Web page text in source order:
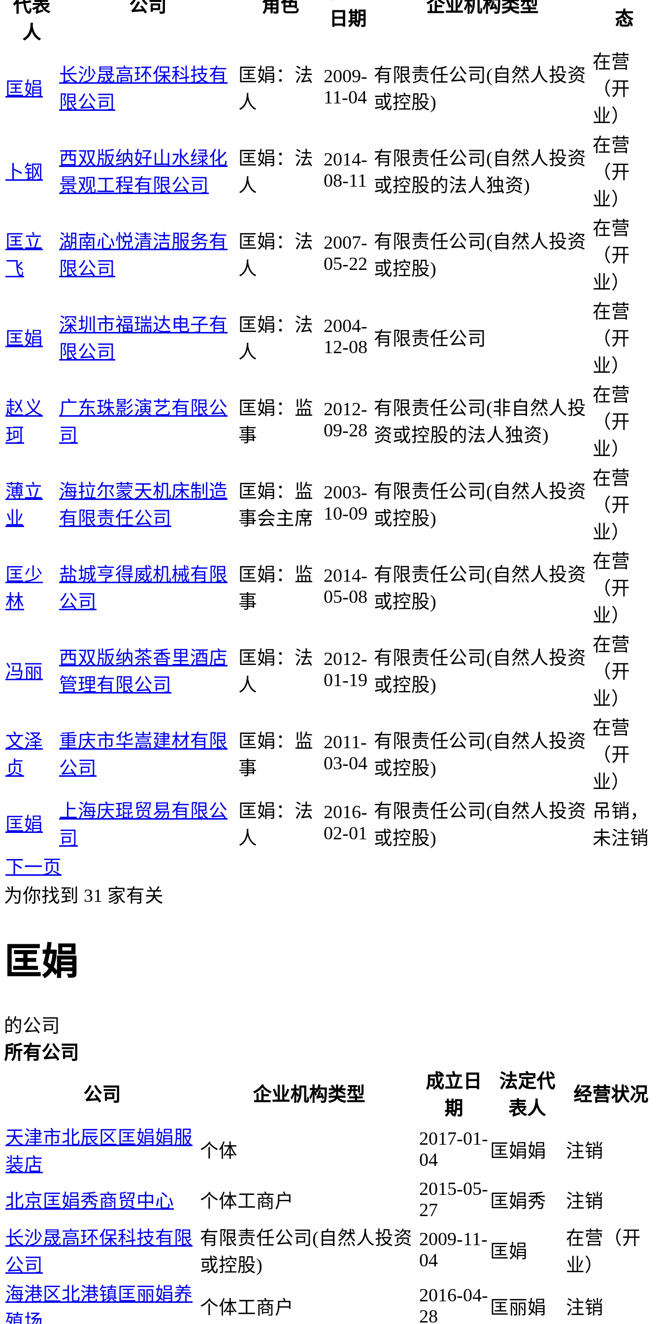
代表
人
公司 角色
日期
企业机构类型
态
匡娟
长沙晟高环保科技有
限公司
匡娟：法
人
2009-
11-04
有限责任公司(自然人投资
或控股)
在营
（开
业）
卜钢
西双版纳好山水绿化
景观工程有限公司
匡娟：法
人
2014-
08-11
有限责任公司(自然人投资
或控股的法人独资)
在营
（开
业）
匡立
飞
湖南心悦清洁服务有
限公司
匡娟：法
人
2007-
05-22
有限责任公司(自然人投资
或控股)
在营
（开
业）
匡娟
深圳市福瑞达电子有
限公司
匡娟：法
人
2004-
12-08 有限责任公司
在营
（开
业）
赵义
珂
广东珠影演艺有限公
司
匡娟：监
事
2012-
09-28
有限责任公司(非自然人投
资或控股的法人独资)
在营
（开
业）
薄立
业
海拉尔蒙天机床制造
有限责任公司
匡娟：监
事会主席
2003-
10-09
有限责任公司(自然人投资
或控股)
在营
（开
业）
匡少
林
盐城亨得威机械有限
公司
匡娟：监
事
2014-
05-08
有限责任公司(自然人投资
或控股)
在营
（开
业）
冯丽
西双版纳茶香里酒店
管理有限公司
匡娟：法
人
2012-
01-19
有限责任公司(自然人投资
或控股)
在营
（开
业）
文泽
贞
重庆市华嵩建材有限
公司
匡娟：监
事
2011-
03-04
有限责任公司(自然人投资
或控股)
在营
（开
业）
匡娟
上海庆琨贸易有限公
司
匡娟：法
人
2016-
02-01
有限责任公司(自然人投资
或控股)
吊销，
未注销
下一页
为你找到 31 家有关
匡娟
的公司
所有公司
公司 企业机构类型
成立日
期
法定代
表人
经营状况
天津市北辰区匡娟娟服
装店
个体
2017-01-
04
匡娟娟 注销
北京匡娟秀商贸中心 个体工商户
2015-05-
27
匡娟秀
注销
长沙晟高环保科技有限
公司
有限责任公司(自然人投资
或控股)
2009-11-
04
匡娟
在营（开
业）
海港区北港镇匡丽娟养
个体工商户
2016-04-
28
匡丽娟 注销